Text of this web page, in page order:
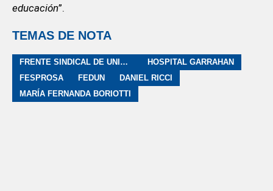
educación”.
TEMAS DE NOTA
FRENTE SINDICAL DE UNIVERSIDADES NACIONALES
HOSPITAL GARRAHAN
FESPROSA
FEDUN
DANIEL RICCI
MARÍA FERNANDA BORIOTTI